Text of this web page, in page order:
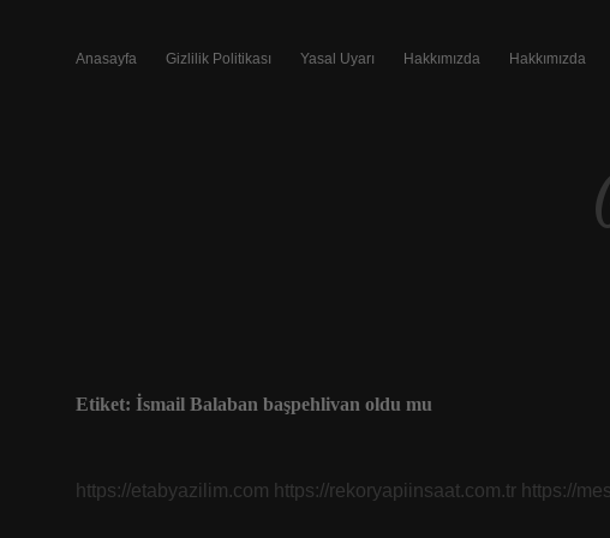
Anasayfa Gizlilik Politikası Yasal Uyarı Hakkımızda Hakkımızda
Etiket: İsmail Balaban başpehlivan oldu mu
https://etabyazilim.com https://rekoryapiinsaat.com.tr https://